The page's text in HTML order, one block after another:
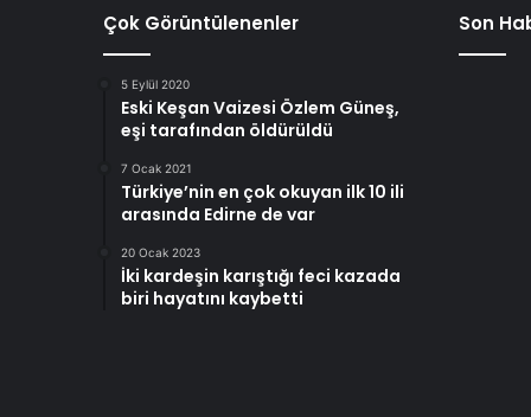
Çok Görüntülenenler
5 Eylül 2020
Eski Keşan Vaizesi Özlem Güneş,
eşi tarafından öldürüldü
7 Ocak 2021
Türkiye’nin en çok okuyan ilk 10 ili
arasında Edirne de var
20 Ocak 2023
İki kardeşin karıştığı feci kazada
biri hayatını kaybetti
Son